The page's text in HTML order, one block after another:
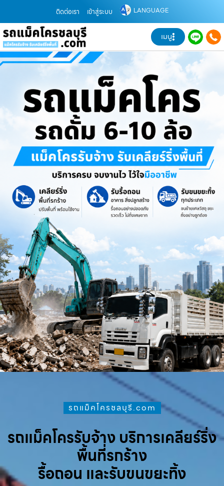
ติดต่อเรา เข้าสู่ระบบ LANGUAGE
เมนู
รถแม็คโครชลบุรี.com
รถแม็คโครรับจ้าง บริการเคลียร์ริ่ง
พื้นที่รกร้าง
รื้อถอน และรับขนขยะทิ้ง